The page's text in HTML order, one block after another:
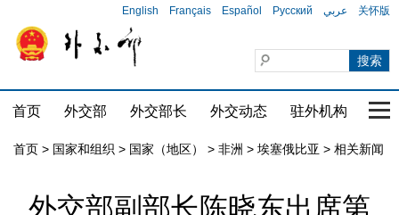
English Français Español Русский عربي 关怀版
首页 外交部 外交部长 外交动态 驻外机构 国
首页 > 国家和组织 > 国家（地区） > 非洲 > 埃塞俄比亚 > 相关新闻
外交部副部长陈晓东出席第